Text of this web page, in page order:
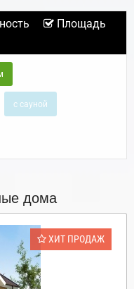
Площадь
с сауной
дома
ХИТ ПРОДАЖ